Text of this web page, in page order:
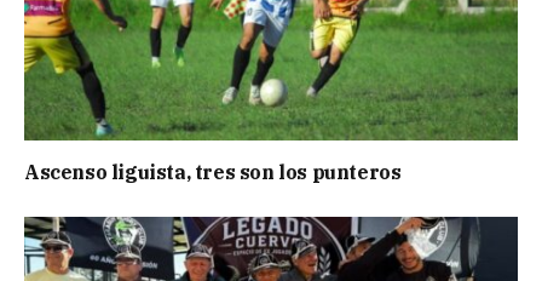
Ascenso liguista, tres son los punteros